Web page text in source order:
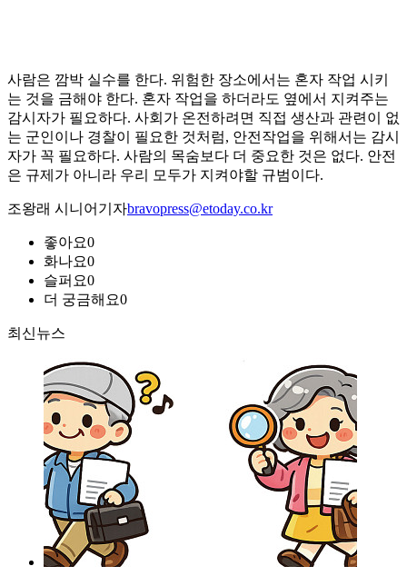
사람은 깜박 실수를 한다. 위험한 장소에서는 혼자 작업 시키
는 것을 금해야 한다. 혼자 작업을 하더라도 옆에서 지켜주는
감시자가 필요하다. 사회가 온전하려면 직접 생산과 관련이 없
는 군인이나 경찰이 필요한 것처럼, 안전작업을 위해서는 감시
자가 꼭 필요하다. 사람의 목숨보다 더 중요한 것은 없다. 안전
은 규제가 아니라 우리 모두가 지켜야할 규범이다.
조왕래 시니어기자bravopress@etoday.co.kr
좋아요0
화나요0
슬퍼요0
더 궁금해요0
최신뉴스